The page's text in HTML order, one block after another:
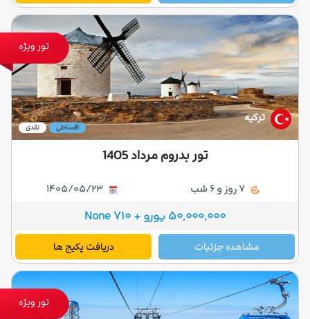
تور ویژه
ترکیه
نقدی اقساطی
تور بدروم مرداد 1405
50,000,000 یورو + 710 None
مشاهده جزئیات دریافت پکیج ها
تور ویژه